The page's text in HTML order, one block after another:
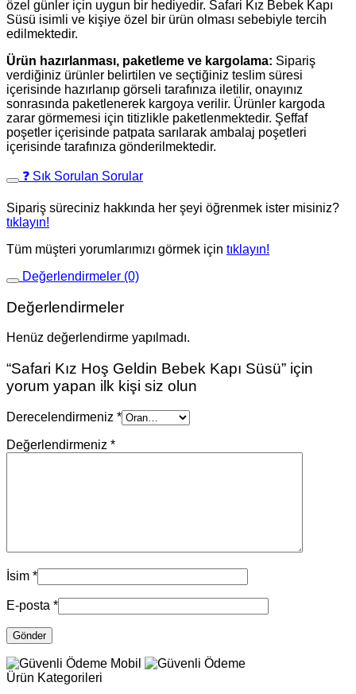
özel günler için uygun bir hediyedir. Safari Kız Bebek Kapı
Süsü isimli ve kişiye özel bir ürün olması sebebiyle tercih
edilmektedir.
Ürün hazırlanması, paketleme ve kargolama: Sipariş
verdiğiniz ürünler belirtilen ve seçtiğiniz teslim süresi
içerisinde hazırlanıp görseli tarafınıza iletilir, onayınız
sonrasında paketlenerek kargoya verilir. Ürünler kargoda
zarar görmemesi için titizlikle paketlenmektedir. Şeffaf
poşetler içerisinde patpata sarılarak ambalaj poşetleri
içerisinde tarafınıza gönderilmektedir.
❓ Sık Sorulan Sorular
Sipariş süreciniz hakkında her şeyi öğrenmek ister misiniz?
tıklayın!
Tüm müşteri yorumlarımızı görmek için tıklayın!
Değerlendirmeler (0)
Değerlendirmeler
Henüz değerlendirme yapılmadı.
“Safari Kız Hoş Geldin Bebek Kapı Süsü” için
yorum yapan ilk kişi siz olun
Derecelendirmeniz *
Değerlendirmeniz *
İsim *
E-posta *
Ürün Kategorileri